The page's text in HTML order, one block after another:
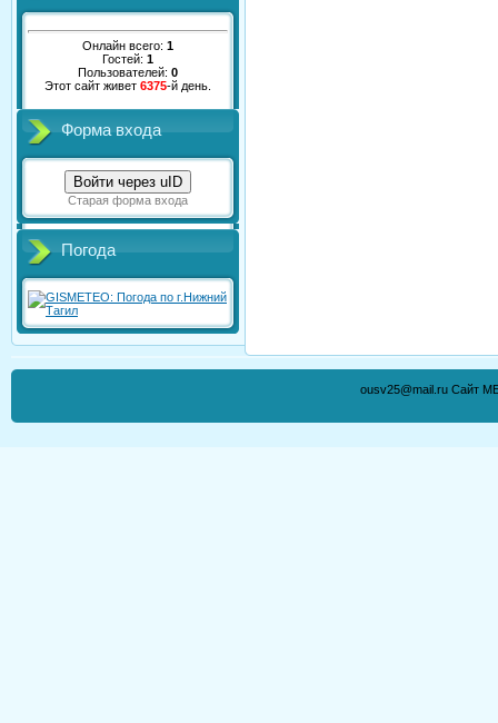
Онлайн всего: 1
Гостей: 1
Пользователей: 0
Этот сайт живет 6375-й день.
Форма входа
Войти через uID
Старая форма входа
Погода
ousv25@mail.ru Сайт